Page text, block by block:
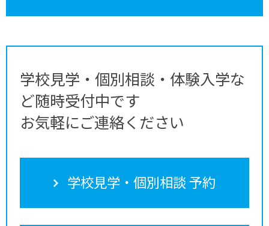
学校見学・個別相談・体験入学な
ど随時受付中です
お気軽にご連絡ください
学校見学・個別相談 予約